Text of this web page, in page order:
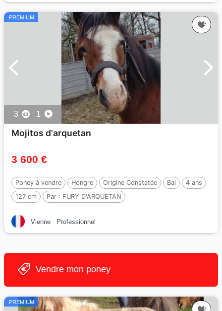
PREMIUM
3 1
Mojitos d'arquetan
3 600 €
Poney à vendre Hongre Origine Constatée Bai
4 ans
127 cm
Par : FURY D'ARQUETAN
Vienne Professionnel
Vendre mon poney
PREMIUM